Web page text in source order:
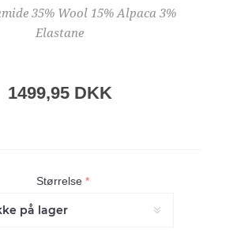
35% Wool 15% Alpaca 3%
Elastane
1499,95 DKK
Størrelse*